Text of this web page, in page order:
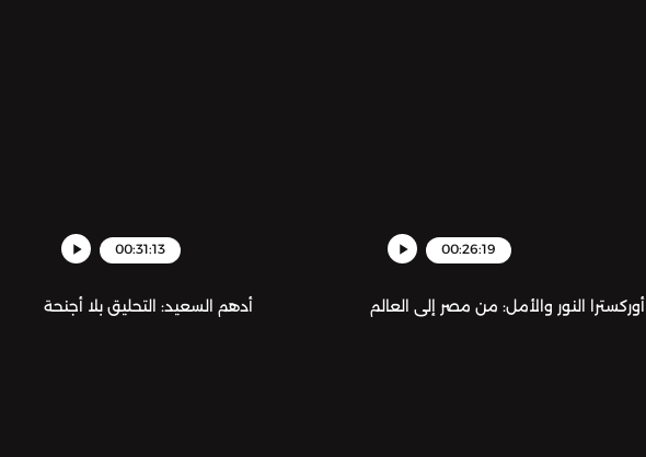
00:31:13
أدهم السعيد: التحليق بلا أجنحة
00:26:19
أوركسترا النور والأمل: من مصر إلى العالم